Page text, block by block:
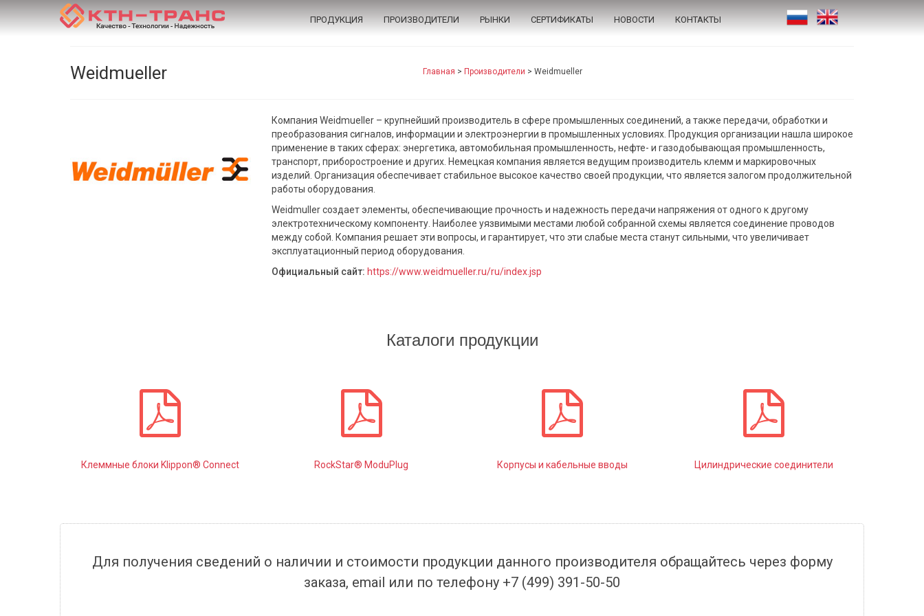
ПРОДУКЦИЯ ПРОИЗВОДИТЕЛИ РЫНКИ СЕРТИФИКАТЫ НОВОСТИ КОНТАКТЫ
Weidmueller Главная > Производители > Weidmueller
Компания Weidmueller – крупнейший производитель в сфере промышленных соединений, а также передачи, обработки и
преобразования сигналов, информации и электроэнергии в промышленных условиях. Продукция организации нашла широкое
применение в таких сферах: энергетика, автомобильная промышленность, нефте- и газодобывающая промышленность,
транспорт, приборостроение и других. Немецкая компания является ведущим производитель клемм и маркировочных
изделий. Организация обеспечивает стабильное высокое качество своей продукции, что является залогом продолжительной
работы оборудования.
Weidmuller создает элементы, обеспечивающие прочность и надежность передачи напряжения от одного к другому
электротехническому компоненту. Наиболее уязвимыми местами любой собранной схемы является соединение проводов
между собой. Компания решает эти вопросы, и гарантирует, что эти слабые места станут сильными, что увеличивает
эксплуатационный период оборудования.
Официальный сайт: https://www.weidmueller.ru/ru/index.jsp
Каталоги продукции
Клеммные блоки Klippon® Connect RockStar® ModuPlug Корпусы и кабельные вводы Цилиндрические соединители
Для получения сведений о наличии и стоимости продукции данного производителя обращайтесь через форму
заказа, email или по телефону +7 (499) 391-50-50